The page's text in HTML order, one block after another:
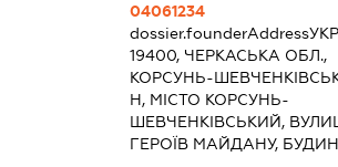
04061234
dossier.founderAddress
19400, ЧЕРКАСЬКА ОБЛ.,
КОРСУНЬ-
Н, МІСТО КОРСУНЬ-
ШЕВЧЕНКІВСЬКИЙ,
ГЕРОЇВ МАЙДАНУ,